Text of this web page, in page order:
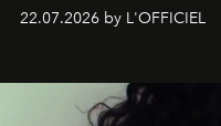
verandert in een
neerstrijkt in Saint-
die deze zomer de toon
22.07.2026 by L'OFFICIEL